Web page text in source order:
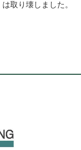
は取り壊しました。